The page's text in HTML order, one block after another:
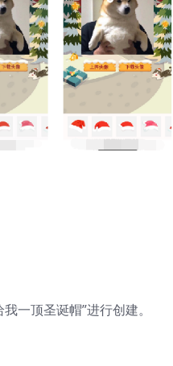
一顶圣诞帽”进行创建。